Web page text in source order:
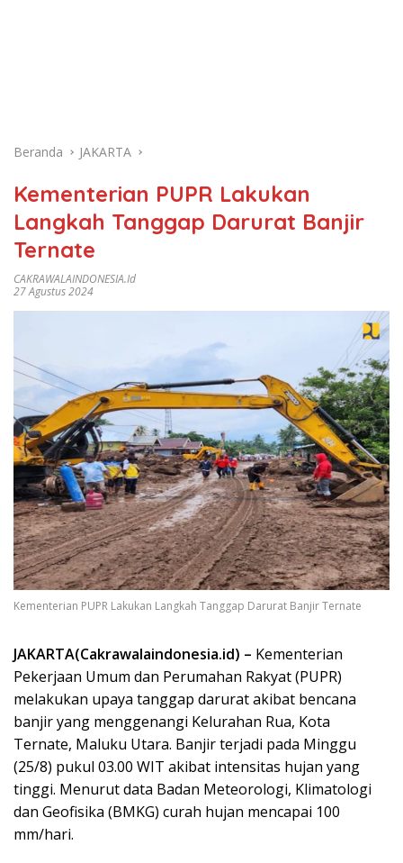
Beranda JAKARTA
Kementerian PUPR Lakukan
Langkah Tanggap Darurat Banjir
Ternate
CAKRAWALAINDONESIA.id
27 Agustus 2024
Kementerian PUPR Lakukan Langkah Tanggap Darurat Banjir Ternate
JAKARTA(Cakrawalaindonesia.id) – Kementerian
Pekerjaan Umum dan Perumahan Rakyat (PUPR)
melakukan upaya tanggap darurat akibat bencana
banjir yang menggenangi Kelurahan Rua, Kota
Ternate, Maluku Utara. Banjir terjadi pada Minggu
(25/8) pukul 03.00 WIT akibat intensitas hujan yang
tinggi. Menurut data Badan Meteorologi, Klimatologi
dan Geofisika (BMKG) curah hujan mencapai 100
mm/hari.